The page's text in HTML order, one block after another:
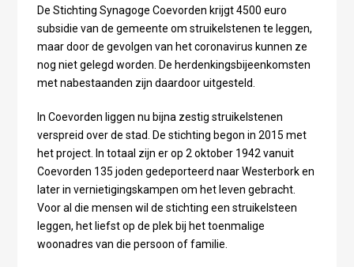
De Stichting Synagoge Coevorden krijgt 4500 euro
subsidie van de gemeente om struikelstenen te leggen,
maar door de gevolgen van het coronavirus kunnen ze
nog niet gelegd worden. De herdenkingsbijeenkomsten
met nabestaanden zijn daardoor uitgesteld.
In Coevorden liggen nu bijna zestig struikelstenen
verspreid over de stad. De stichting begon in 2015 met
het project. In totaal zijn er op 2 oktober 1942 vanuit
Coevorden 135 joden gedeporteerd naar Westerbork en
later in vernietigingskampen om het leven gebracht.
Voor al die mensen wil de stichting een struikelsteen
leggen, het liefst op de plek bij het toenmalige
woonadres van die persoon of familie.